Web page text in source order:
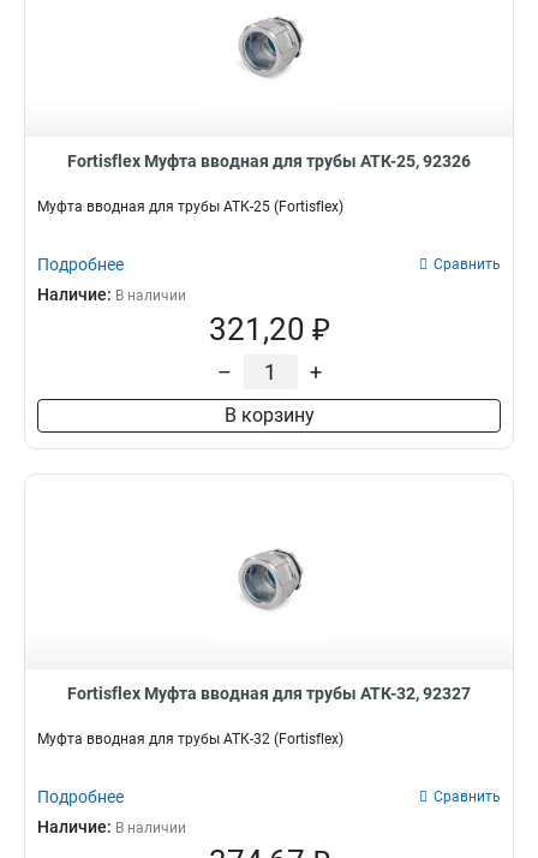
Fortisflex Муфта вводная для трубы АТК-25, 92326
Муфта вводная для трубы АТК-25 (Fortisflex)
Подробнее Сравнить
Наличие: В наличии
321,20 ₽
– +
В корзину
Fortisflex Муфта вводная для трубы АТК-32, 92327
Муфта вводная для трубы АТК-32 (Fortisflex)
Подробнее Сравнить
Наличие: В наличии